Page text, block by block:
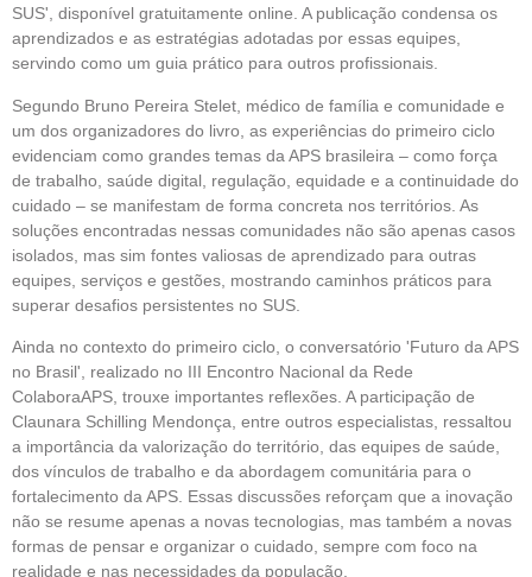
SUS', disponível gratuitamente online. A publicação condensa os
aprendizados e as estratégias adotadas por essas equipes,
servindo como um guia prático para outros profissionais.
Segundo Bruno Pereira Stelet, médico de família e comunidade e
um dos organizadores do livro, as experiências do primeiro ciclo
evidenciam como grandes temas da APS brasileira – como força
de trabalho, saúde digital, regulação, equidade e a continuidade do
cuidado – se manifestam de forma concreta nos territórios. As
soluções encontradas nessas comunidades não são apenas casos
isolados, mas sim fontes valiosas de aprendizado para outras
equipes, serviços e gestões, mostrando caminhos práticos para
superar desafios persistentes no SUS.
Ainda no contexto do primeiro ciclo, o conversatório 'Futuro da APS
no Brasil', realizado no III Encontro Nacional da Rede
ColaboraAPS, trouxe importantes reflexões. A participação de
Claunara Schilling Mendonça, entre outros especialistas, ressaltou
a importância da valorização do território, das equipes de saúde,
dos vínculos de trabalho e da abordagem comunitária para o
fortalecimento da APS. Essas discussões reforçam que a inovação
não se resume apenas a novas tecnologias, mas também a novas
formas de pensar e organizar o cuidado, sempre com foco na
realidade e nas necessidades da população.